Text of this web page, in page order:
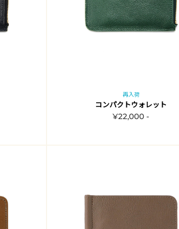
再入荷
コンパクトウォレット
¥22,000 -